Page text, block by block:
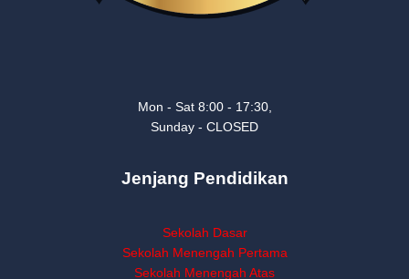
Mon - Sat 8:00 - 17:30,
Sunday - CLOSED
Jenjang Pendidikan
Sekolah Dasar
Sekolah Menengah Pertama
Sekolah Menengah Atas